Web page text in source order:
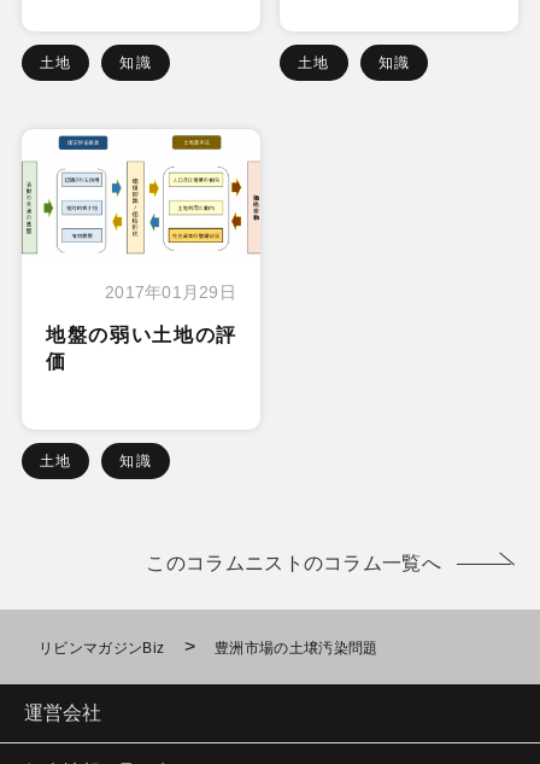
土地 知識 土地 知識
2017年01月29日
地盤の弱い土地の評
価
土地 知識
このコラムニストのコラム一覧へ
リビンマガジンBiz > 豊洲市場の土壌汚染問題
運営会社